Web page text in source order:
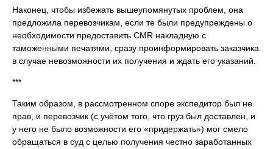
Наконец, чтобы избежать вышеупомянутых проблем, она
предложила перевозчикам, если те были предупреждены о
необходимости предоставить CMR накладную с
таможенными печатями, сразу проинформировать заказчика
в случае невозможности их получения и ждать его указаний.
***
Таким образом, в рассмотренном споре экспедитор был не
прав, и перевозчик (с учётом того, что груз был доставлен, и
у него не было возможности его «придержать») мог смело
обращаться в суд с целью получения честно заработанных